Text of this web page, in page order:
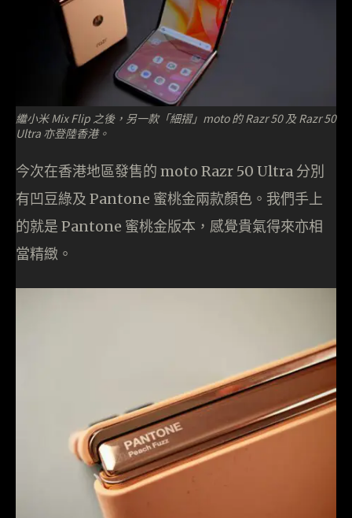
繼小米 Mix Flip 之後，另一款「細摺」moto 的 Razr 50 及 Razr 50
Ultra 亦登陸香港。
今次在香港地區發售的 moto Razr 50 Ultra 分別
有凹豆綠及 Pantone 蜜桃金兩款顏色。我們手上
的就是 Pantone 蜜桃金版本，感覺貴氣得來亦相
當精緻。